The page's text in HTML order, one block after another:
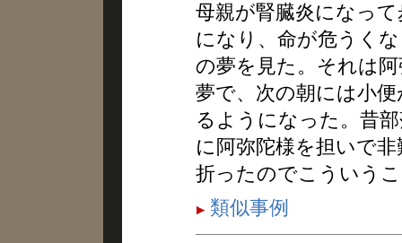
母親が腎臓炎になっ
になり、命が危うく
の夢を見た。それは
夢で、次の朝には小
るようになった。昔
に阿弥陀様を担いで
折ったのでこういう
類似事例